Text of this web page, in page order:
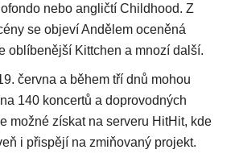
nebo angličtí Childhood. Z
se objeví Andělem oceněná
oblíbenější Kittchen a mnozí další.
června a během tří dnů mohou
140 koncertů a doprovodných
možné získat na serveru HitHit, kde
i přispějí na zmiňovaný projekt.